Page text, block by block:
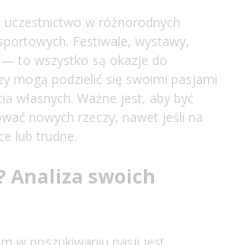
w różnorodnych
Festiwale, wystawy,
to wszystko są okazje do
mogą podzielić się swoimi pasjami
własnych. Ważne jest, aby być
nowych rzeczy, nawet jeśli na
lub trudne.
Analiza swoich
w poszukiwaniu pasji jest